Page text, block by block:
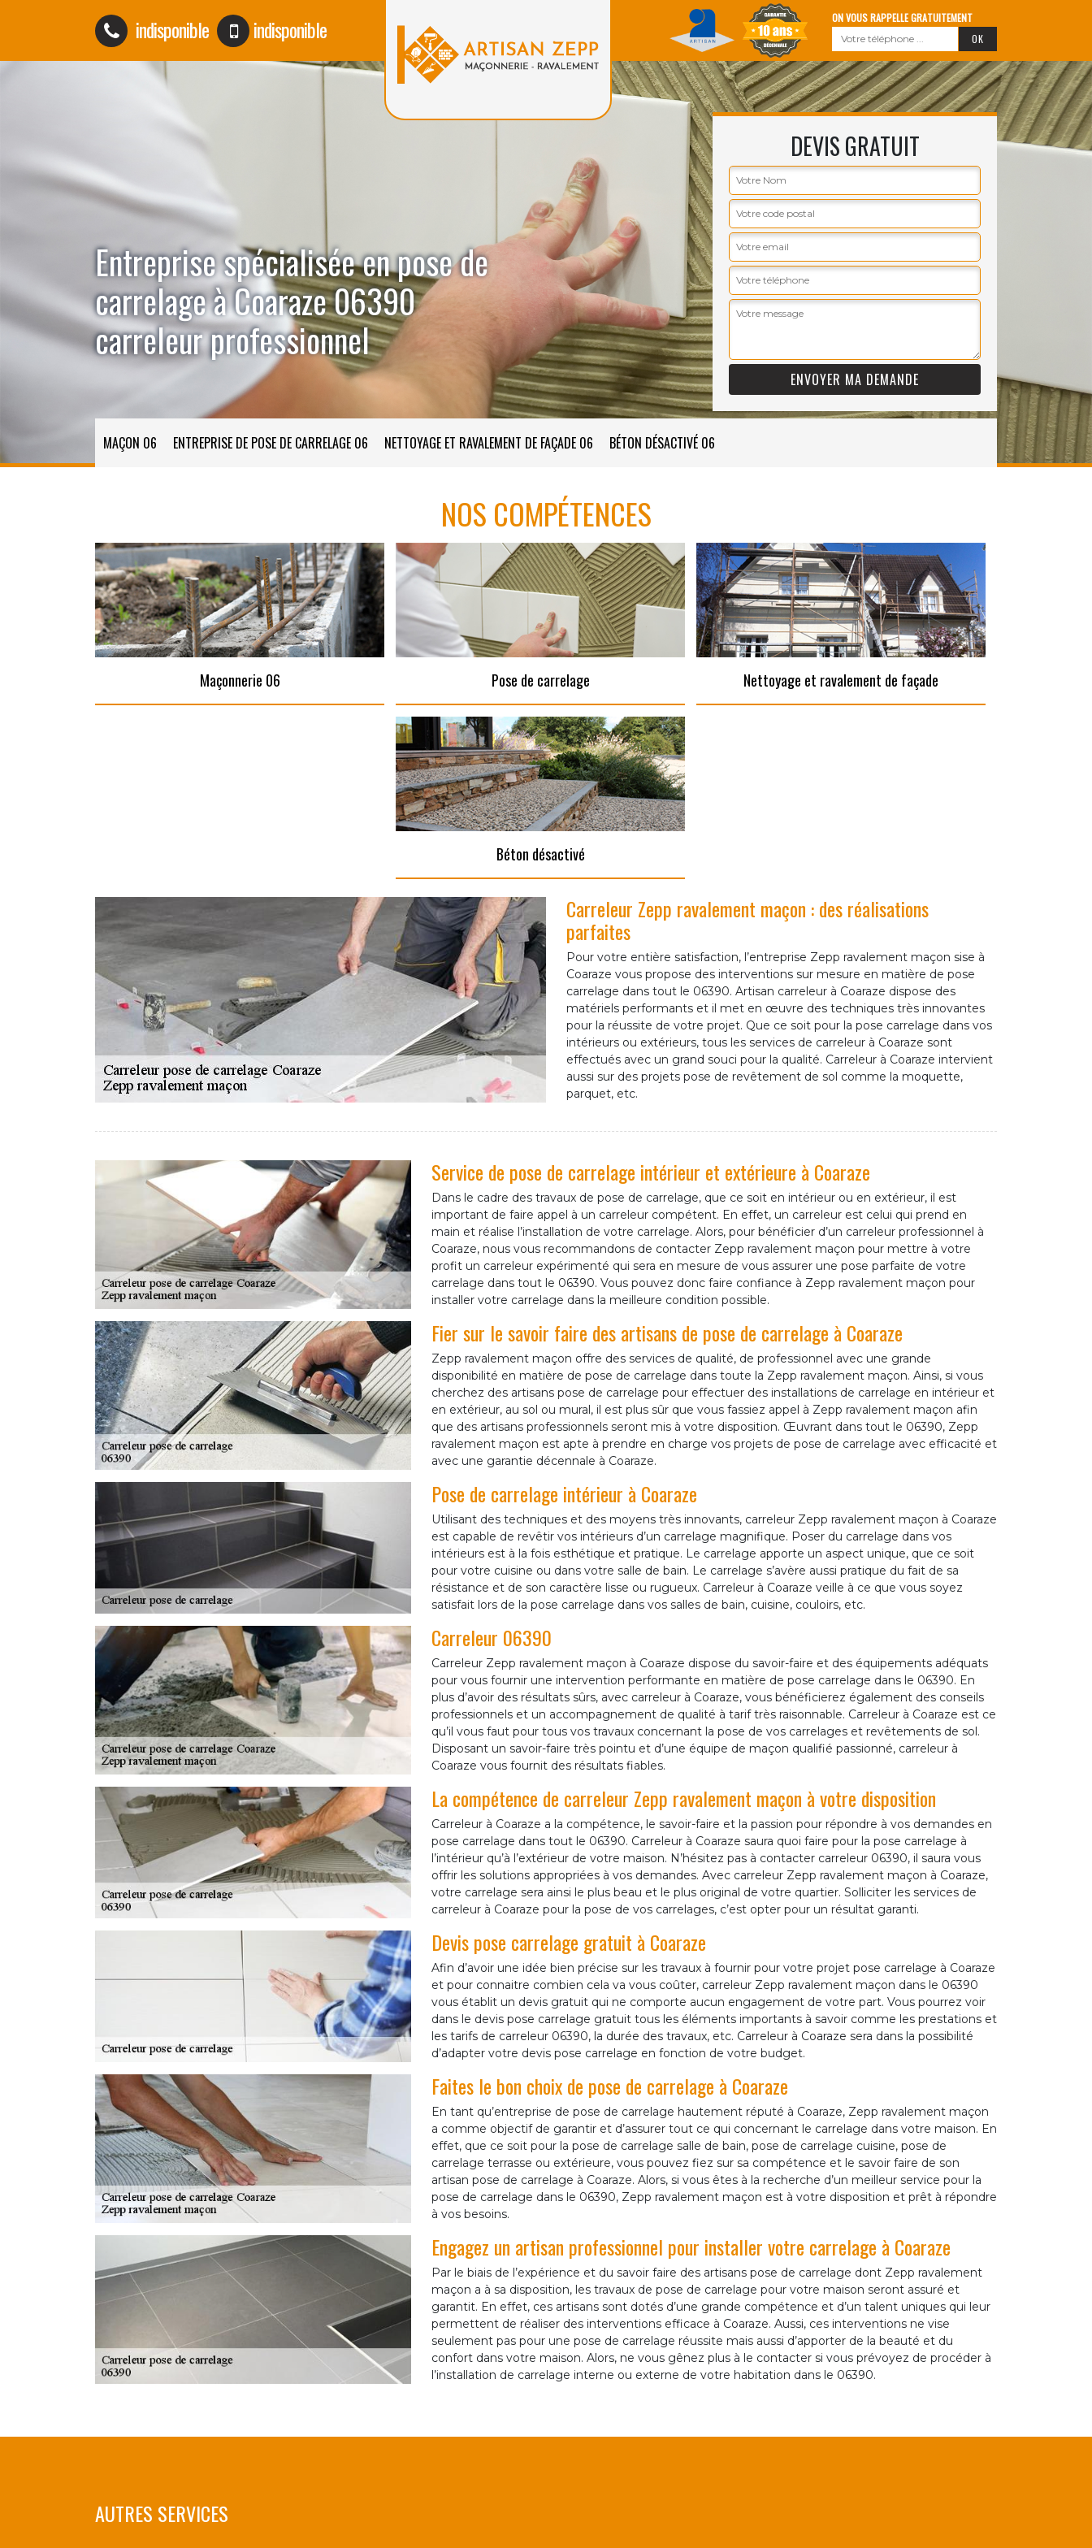
indisponible indisponible ON VOUS RAPPELLE GRATUITEMENT
Entreprise spécialisée en pose de
carrelage à Coaraze 06390
carreleur professionnel
DEVIS GRATUIT
MAÇON 06 ENTREPRISE DE POSE DE CARRELAGE 06 NETTOYAGE ET RAVALEMENT DE FAÇADE 06 BÉTON DÉSACTIVÉ 06
NOS COMPÉTENCES
Maçonnerie 06 Pose de carrelage Nettoyage et ravalement de façade
Béton désactivé
Carreleur Zepp ravalement maçon : des réalisations
parfaites
Pour votre entière satisfaction, l’entreprise Zepp ravalement maçon sise à
Coaraze vous propose des interventions sur mesure en matière de pose
carrelage dans tout le 06390. Artisan carreleur à Coaraze dispose des
matériels performants et il met en œuvre des techniques très innovantes
pour la réussite de votre projet. Que ce soit pour la pose carrelage dans vos
intérieurs ou extérieurs, tous les services de carreleur à Coaraze sont
effectués avec un grand souci pour la qualité. Carreleur à Coaraze intervient
aussi sur des projets pose de revêtement de sol comme la moquette,
parquet, etc.
Service de pose de carrelage intérieur et extérieure à Coaraze
Dans le cadre des travaux de pose de carrelage, que ce soit en intérieur ou en extérieur, il est
important de faire appel à un carreleur compétent. En effet, un carreleur est celui qui prend en
main et réalise l’installation de votre carrelage. Alors, pour bénéficier d’un carreleur professionnel à
Coaraze, nous vous recommandons de contacter Zepp ravalement maçon pour mettre à votre
profit un carreleur expérimenté qui sera en mesure de vous assurer une pose parfaite de votre
carrelage dans tout le 06390. Vous pouvez donc faire confiance à Zepp ravalement maçon pour
installer votre carrelage dans la meilleure condition possible.
Fier sur le savoir faire des artisans de pose de carrelage à Coaraze
Zepp ravalement maçon offre des services de qualité, de professionnel avec une grande
disponibilité en matière de pose de carrelage dans toute la Zepp ravalement maçon. Ainsi, si vous
cherchez des artisans pose de carrelage pour effectuer des installations de carrelage en intérieur et
en extérieur, au sol ou mural, il est plus sûr que vous fassiez appel à Zepp ravalement maçon afin
que des artisans professionnels seront mis à votre disposition. Œuvrant dans tout le 06390, Zepp
ravalement maçon est apte à prendre en charge vos projets de pose de carrelage avec efficacité et
avec une garantie décennale à Coaraze.
Pose de carrelage intérieur à Coaraze
Utilisant des techniques et des moyens très innovants, carreleur Zepp ravalement maçon à Coaraze
est capable de revêtir vos intérieurs d’un carrelage magnifique. Poser du carrelage dans vos
intérieurs est à la fois esthétique et pratique. Le carrelage apporte un aspect unique, que ce soit
pour votre cuisine ou dans votre salle de bain. Le carrelage s’avère aussi pratique du fait de sa
résistance et de son caractère lisse ou rugueux. Carreleur à Coaraze veille à ce que vous soyez
satisfait lors de la pose carrelage dans vos salles de bain, cuisine, couloirs, etc.
Carreleur 06390
Carreleur Zepp ravalement maçon à Coaraze dispose du savoir-faire et des équipements adéquats
pour vous fournir une intervention performante en matière de pose carrelage dans le 06390. En
plus d’avoir des résultats sûrs, avec carreleur à Coaraze, vous bénéficierez également des conseils
professionnels et un accompagnement de qualité à tarif très raisonnable. Carreleur à Coaraze est ce
qu’il vous faut pour tous vos travaux concernant la pose de vos carrelages et revêtements de sol.
Disposant un savoir-faire très pointu et d’une équipe de maçon qualifié passionné, carreleur à
Coaraze vous fournit des résultats fiables.
La compétence de carreleur Zepp ravalement maçon à votre disposition
Carreleur à Coaraze a la compétence, le savoir-faire et la passion pour répondre à vos demandes en
pose carrelage dans tout le 06390. Carreleur à Coaraze saura quoi faire pour la pose carrelage à
l’intérieur qu’à l’extérieur de votre maison. N’hésitez pas à contacter carreleur 06390, il saura vous
offrir les solutions appropriées à vos demandes. Avec carreleur Zepp ravalement maçon à Coaraze,
votre carrelage sera ainsi le plus beau et le plus original de votre quartier. Solliciter les services de
carreleur à Coaraze pour la pose de vos carrelages, c’est opter pour un résultat garanti.
Devis pose carrelage gratuit à Coaraze
Afin d’avoir une idée bien précise sur les travaux à fournir pour votre projet pose carrelage à Coaraze
et pour connaitre combien cela va vous coûter, carreleur Zepp ravalement maçon dans le 06390
vous établit un devis gratuit qui ne comporte aucun engagement de votre part. Vous pourrez voir
dans le devis pose carrelage gratuit tous les éléments importants à savoir comme les prestations et
les tarifs de carreleur 06390, la durée des travaux, etc. Carreleur à Coaraze sera dans la possibilité
d’adapter votre devis pose carrelage en fonction de votre budget.
Faites le bon choix de pose de carrelage à Coaraze
En tant qu’entreprise de pose de carrelage hautement réputé à Coaraze, Zepp ravalement maçon
a comme objectif de garantir et d’assurer tout ce qui concernant le carrelage dans votre maison. En
effet, que ce soit pour la pose de carrelage salle de bain, pose de carrelage cuisine, pose de
carrelage terrasse ou extérieure, vous pouvez fiez sur sa compétence et le savoir faire de son
artisan pose de carrelage à Coaraze. Alors, si vous êtes à la recherche d’un meilleur service pour la
pose de carrelage dans le 06390, Zepp ravalement maçon est à votre disposition et prêt à répondre
à vos besoins.
Engagez un artisan professionnel pour installer votre carrelage à Coaraze
Par le biais de l’expérience et du savoir faire des artisans pose de carrelage dont Zepp ravalement
maçon a à sa disposition, les travaux de pose de carrelage pour votre maison seront assuré et
garantit. En effet, ces artisans sont dotés d’une grande compétence et d’un talent uniques qui leur
permettent de réaliser des interventions efficace à Coaraze. Aussi, ces interventions ne vise
seulement pas pour une pose de carrelage réussite mais aussi d’apporter de la beauté et du
confort dans votre maison. Alors, ne vous gênez plus à le contacter si vous prévoyez de procéder à
l’installation de carrelage interne ou externe de votre habitation dans le 06390.
AUTRES SERVICES